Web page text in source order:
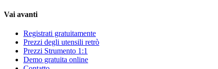
Vai avanti
Registrati gratuitamente
Prezzi degli utensili retrò
Prezzi Strumento 1:1
Demo gratuita online